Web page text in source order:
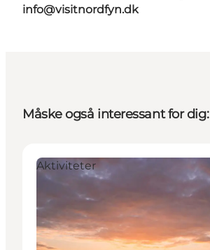
info@visitnordfyn.dk
Måske også interessant for dig:
Aktiviteter